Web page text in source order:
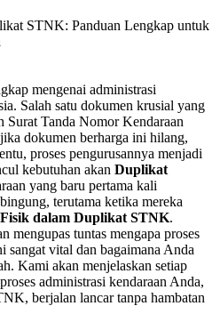
mengenai administrasi
Salah satu dokumen krusial yang
Surat Tanda Nomor Kendaraan
dokumen berharga ini hilang,
proses pengurusannya menjadi
kebutuhan akan Duplikat
yang baru pertama kali
terutama ketika mereka
dalam Duplikat STNK.
mengupas tuntas mengapa proses
sangat vital dan bagaimana Anda
Kami akan menjelaskan setiap
administrasi kendaraan Anda,
berjalan lancar tanpa hambatan